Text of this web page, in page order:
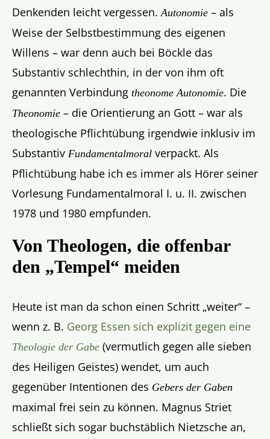
Denkenden leicht vergessen. Autonomie – als
Weise der Selbstbestimmung des eigenen
Willens – war denn auch bei Böckle das
Substantiv schlechthin, in der von ihm oft
genannten Verbindung theonome Autonomie. Die
Theonomie – die Orientierung an Gott – war als
theologische Pflichtübung irgendwie inklusiv im
Substantiv Fundamentalmoral verpackt. Als
Pflichtübung habe ich es immer als Hörer seiner
Vorlesung Fundamentalmoral I. u. II. zwischen
1978 und 1980 empfunden.
Von Theologen, die offenbar
den „Tempel“ meiden
Heute ist man da schon einen Schritt „weiter“ –
wenn z. B. Georg Essen sich explizit gegen eine
Theologie der Gabe (vermutlich gegen alle sieben
des Heiligen Geistes) wendet, um auch
gegenüber Intentionen des Gebers der Gaben
maximal frei sein zu können. Magnus Striet
schließt sich sogar buchstäblich Nietzsche an,